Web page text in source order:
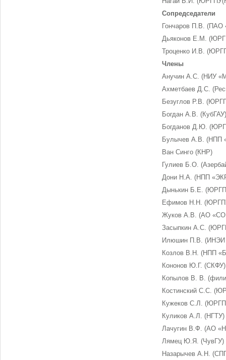
Сопредседатели
Гончаров П.В. (ПАО
Дьяконов Е.М.
Троценко И.В.
Члены
Анучин А.С. (НИУ
Ахметбаев Д.С.
Безуглов Р.В.
Богдан А.В. (КубГАУ)
Богданов Д.Ю.
Булычев А.В. (НПП
Ван Синго (КНР)
Гулиев Б.О.
Дони Н.А. (НПП
Дынькин Б.Е.
Ефимов Н.Н.
Жуков А.В. (АО
Засыпкин А.С.
Илюшин П.В.
Козлов В.Н. (НПП
Кононов Ю.Г. (СКФУ)
Копылов В. В.
Костинский С.С.
Кужеков С.Л.
Куликов А.Л. (НГТУ)
Лачугин В.Ф. (АО
Лямец Ю.Я. (ЧувГУ)
Назарычев А.Н.